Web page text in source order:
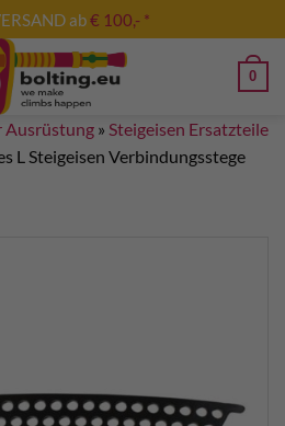
ab€ 100,- *
0
Ausrüstung » Steigeisen Ersatzteile
L Steigeisen Verbindungsstege